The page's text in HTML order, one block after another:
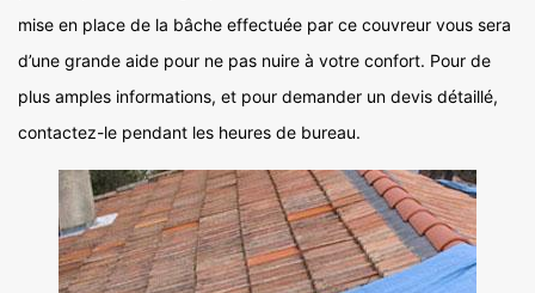
mise en place de la bâche effectuée par ce couvreur vous sera
d’une grande aide pour ne pas nuire à votre confort. Pour de
plus amples informations, et pour demander un devis détaillé,
contactez-le pendant les heures de bureau.